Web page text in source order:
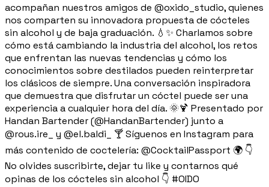
acompañan nuestros amigos de @oxido_studio, quienes
nos comparten su innovadora propuesta de cócteles
sin alcohol y de baja graduación. 💧✨ Charlamos sobre
cómo está cambiando la industria del alcohol, los retos
que enfrentan las nuevas tendencias y cómo los
conocimientos sobre destilados pueden reinterpretar
los clásicos de siempre. Una conversación inspiradora
que demuestra que disfrutar un cóctel puede ser una
experiencia a cualquier hora del día. 🌞🍹 Presentado por
Handan Bartender (@HandanBartender) junto a
@rous.ire_ y @el.baldi_ 🍸 Síguenos en Instagram para
más contenido de coctelería: @CocktailPassport 🌍 👇
No olvides suscribirte, dejar tu like y contarnos qué
opinas de los cócteles sin alcohol 👇 #OIDO